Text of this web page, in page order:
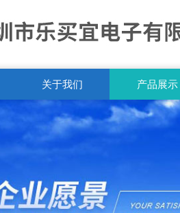
关于我们 产品展示